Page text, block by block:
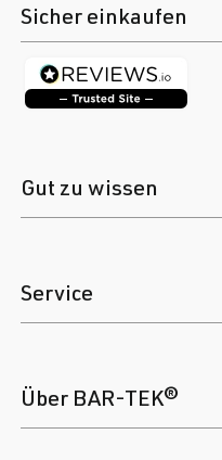
Sicher einkaufen
Gut zu wissen
Service
Über BAR-TEK®